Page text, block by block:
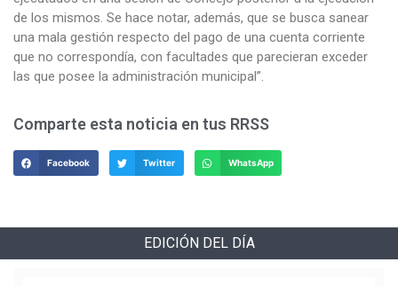
de los mismos. Se hace notar, además, que se busca sanear
una mala gestión respecto del pago de una cuenta corriente
que no correspondía, con facultades que parecieran exceder
las que posee la administración municipal”.
Comparte esta noticia en tus RRSS
Facebook Twitter WhatsApp
EDICIÓN DEL DÍA